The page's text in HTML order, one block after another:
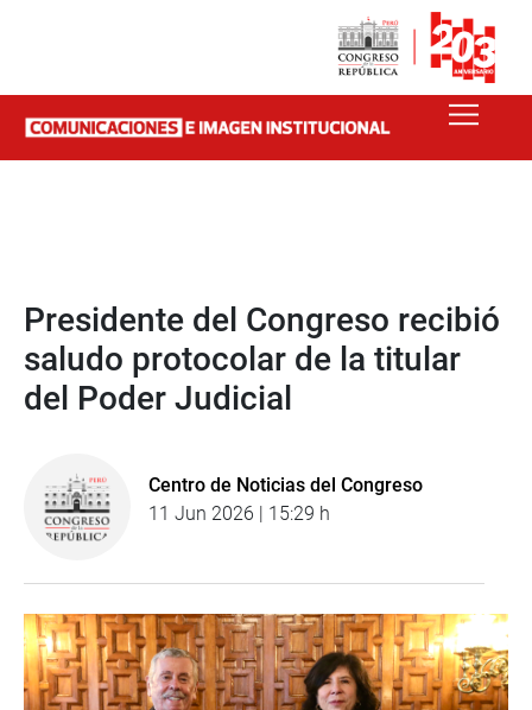
Presidente del Congreso recibió
saludo protocolar de la titular
del Poder Judicial
Centro de Noticias del Congreso
11 Jun 2026 | 15:29 h